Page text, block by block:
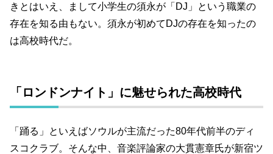
きとはいえ、まして小学生の須永が「DJ」という職業の
存在を知る由もない。須永が初めてDJの存在を知ったの
は高校時代だ。
「ロンドンナイト」に魅せられた高校時代
「踊る」といえばソウルが主流だった80年代前半のディ
スコクラブ。そんな中、音楽評論家の大貫憲章氏が新宿ツ